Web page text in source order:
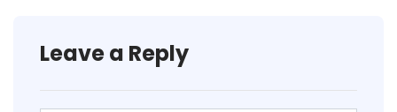
Leave a Reply